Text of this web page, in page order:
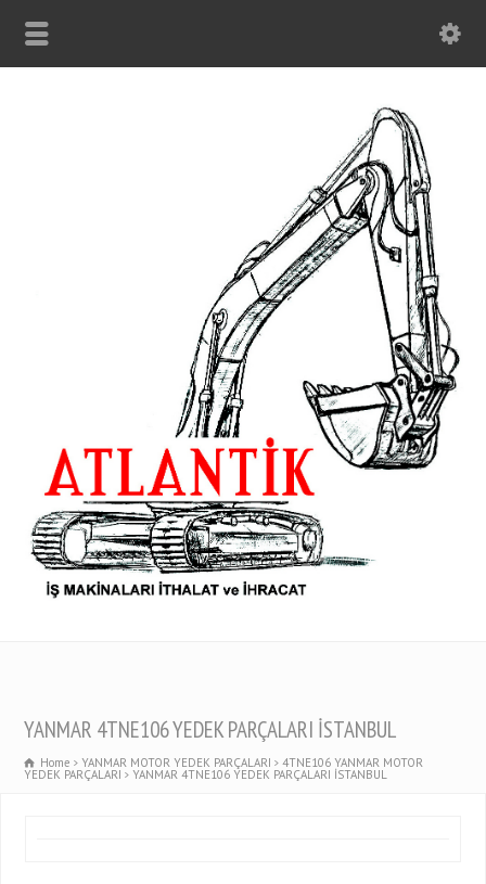
YANMAR 4TNE106 YEDEK PARÇALARI İSTANBUL
Home YANMAR MOTOR YEDEK PARÇALARI 4TNE106 YANMAR MOTOR
YEDEK PARÇALARI YANMAR 4TNE106 YEDEK PARÇALARI İSTANBUL